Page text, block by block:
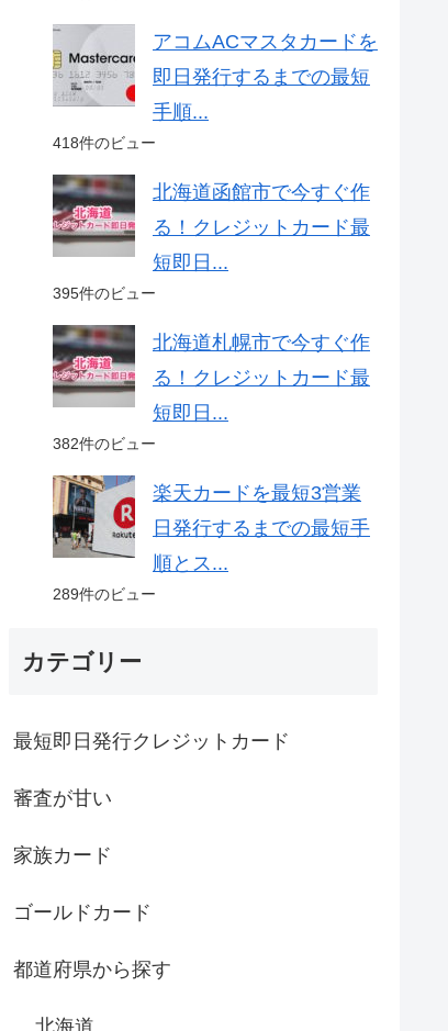
アコムACマスタカードを
即日発行するまでの最短
手順...
418件のビュー
北海道函館市で今すぐ作
る！クレジットカード最
短即日...
395件のビュー
北海道札幌市で今すぐ作
る！クレジットカード最
短即日...
382件のビュー
楽天カードを最短3営業
日発行するまでの最短手
順とス...
289件のビュー
カテゴリー
最短即日発行クレジットカード
審査が甘い
家族カード
ゴールドカード
都道府県から探す
北海道